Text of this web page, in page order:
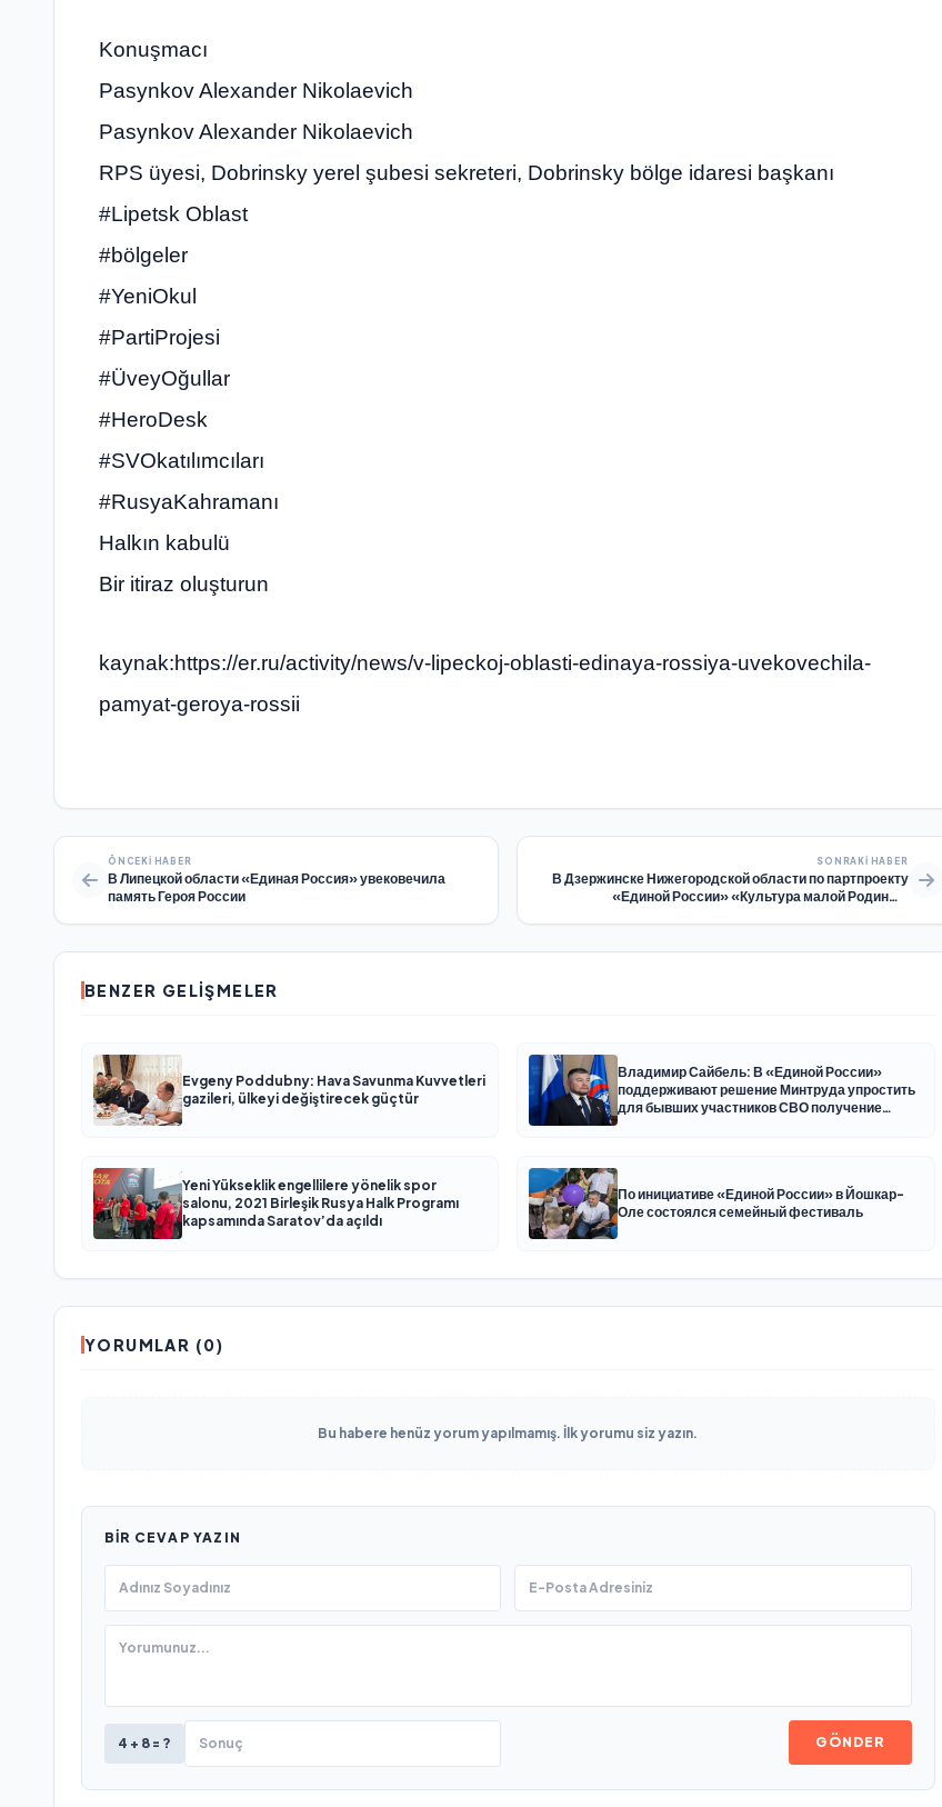
Konuşmacı
Pasynkov Alexander Nikolaevich
Pasynkov Alexander Nikolaevich
RPS üyesi, Dobrinsky yerel şubesi sekreteri, Dobrinsky bölge idaresi başkanı
#Lipetsk Oblast
#bölgeler
#YeniOkul
#PartiProjesi
#ÜveyOğullar
#HeroDesk
#SVOkatılımcıları
#RusyaKahramanı
Halkın kabulü
Bir itiraz oluşturun
kaynak:https://er.ru/activity/news/v-lipeckoj-oblasti-edinaya-rossiya-uvekovechila-
pamyat-geroya-rossii
ÖNCEKI HABER
В Липецкой области «Единая Россия» увековечила
память Героя России
SONRAKI HABER
В Дзержинске Нижегородской области по партпроекту
«Единой России» «Культура малой Родины»
BENZER GELIŞMELER
Evgeny Poddubny: Hava Savunma Kuvvetleri
gazileri, ülkeyi değiştirecek güçtür
Владимир Сайбель: В «Единой России»
поддерживают решение Минтруда упростить
для бывших участников СВО получение
Yeni Yükseklik engellilere yönelik spor
salonu, 2021 Birleşik Rusya Halk Programı
kapsamında Saratov’da açıldı
По инициативе «Единой России» в Йошкар-
Оле состоялся семейный фестиваль
YORUMLAR (0)
Bu habere henüz yorum yapılmamış. İlk yorumu siz yazın.
BIR CEVAP YAZIN
4 + 8 = ? GÖNDER